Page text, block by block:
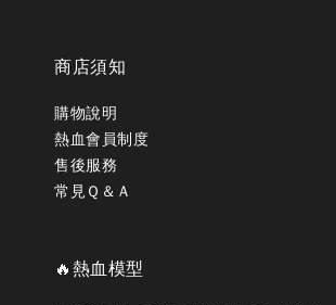
商店須知
購物說明
熱血會員制度
售後服務
常見Ｑ＆Ａ
🔥熱血模型